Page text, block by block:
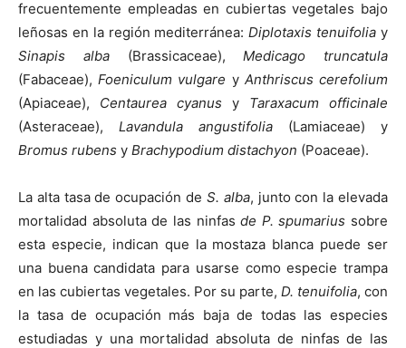
frecuentemente empleadas en cubiertas vegetales bajo
leñosas en la región mediterránea:Diplotaxis tenuifolia y
Sinapis alba(Brassicaceae),Medicago truncatula
(Fabaceae),Foeniculum vulgare y Anthriscus cerefolium
(Apiaceae), Centaurea cyanus y Taraxacum officinale
(Asteraceae), Lavandula angustifolia (Lamiaceae) y
Bromus rubens y Brachypodium distachyon (Poaceae).
La alta tasa de ocupación de S. alba, junto con la elevada
mortalidad absoluta de las ninfasde P. spumarius sobre
esta especie, indican que la mostaza blanca puede ser
una buena candidata para usarse como especie trampa
en las cubiertas vegetales. Por su parte, D. tenuifolia, con
la tasa de ocupación más baja de todas las especies
estudiadas y una mortalidad absoluta de ninfas de las